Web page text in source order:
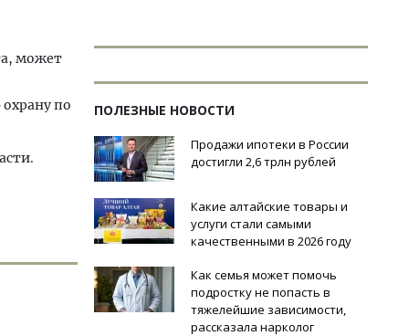
может
по
ПОЛЕЗНЫЕ НОВОСТИ
Продажи ипотеки в России
достигли 2,6 трлн рублей
Какие алтайские товары и
услуги стали самыми
качественными в 2026 году
Как семья может помочь
подростку не попасть в
тяжелейшие зависимости,
рассказала нарколог